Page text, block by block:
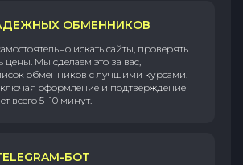
ОБМЕННИКОВ
искать сайты, проверять
цены. Мы сделаем это за вас,
обменников с лучшими курсами.
оформление и подтверждение
всего 5–10 минут.
БОТ